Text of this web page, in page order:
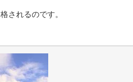
されるのです。